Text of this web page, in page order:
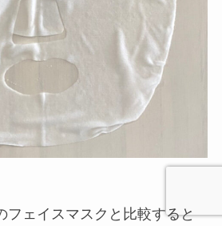
フェイスマスクと比較すると